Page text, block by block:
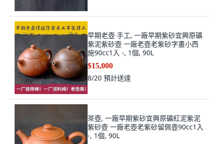
早期老壺 手工, 一廠早期紫砂宜興原礦
紫泥紫砂壺 一廠老壺老紫砂字畫小西
施90cc1入 -, 1個, 90L
$15,000
8/20 預計送達
茶壺, 一廠早期紫砂宜興原礦紅泥紫泥
紫砂壺 一廠老壺老紫砂留佩壺90cc1入
-, 1個, 90L